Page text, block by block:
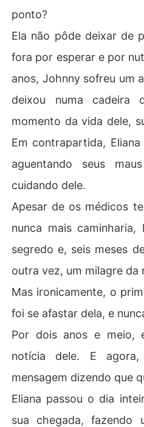
ponto?
Ela não pôde deixar de
fora por esperar e por
anos, Johnny sofreu um
deixou numa
momento da vida dele,
Em contrapartida,
aguentando seus
cuidando dele.
Apesar de os médicos
nunca mais caminharia,
segredo e, seis meses
outra vez, um milagre da
Mas ironicamente, o
foi se afastar dela, e
Por dois anos e meio,
notícia dele. E
mensagem dizendo que
Eliana passou o dia
sua chegada, fazendo